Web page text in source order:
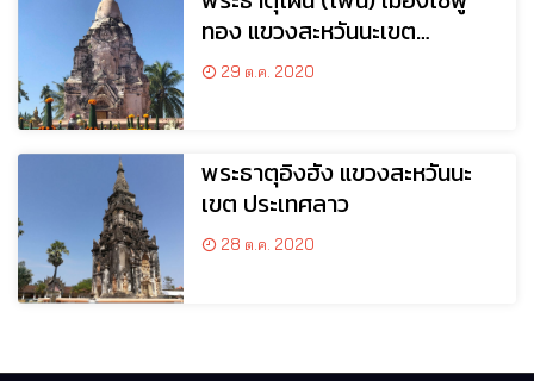
ทอง แขวงสะหวันนะเขต
สปป.ลาว
29 ต.ค. 2020
พระธาตุอิงฮัง แขวงสะหวันนะ
เขต ประเทศลาว
28 ต.ค. 2020